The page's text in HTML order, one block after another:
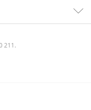
211.